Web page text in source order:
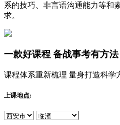
系的技巧、非言语沟通能力等和
求。
一款好课程 备战事考有方法
课程体系重新梳理 量身打造科学
上课地点: